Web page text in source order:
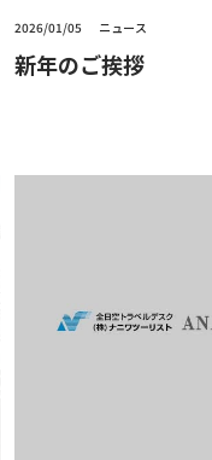
2026/01/05 ニュース
新年のご挨拶